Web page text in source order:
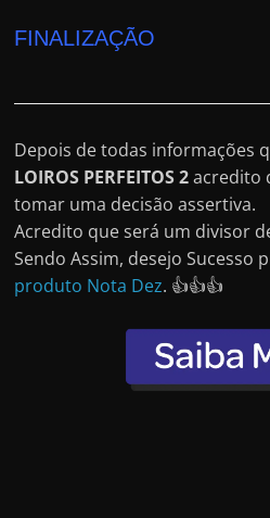
FINALIZAÇÃO
Depois de todas informações
LOIROS PERFEITOS 2acredito
tomar uma decisão assertiva.
Acredito que será um divisor
Sendo Assim, desejo Sucesso
produto Nota Dez. 👍👍👍